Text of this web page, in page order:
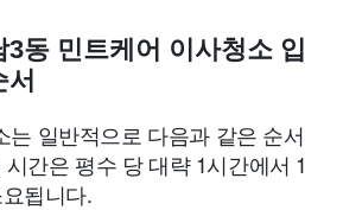
3동 민트케어 이사청소 입
는 일반적으로 다음과 같은 순서
간은 평수 당 대략 1시간에서 1
됩니다.